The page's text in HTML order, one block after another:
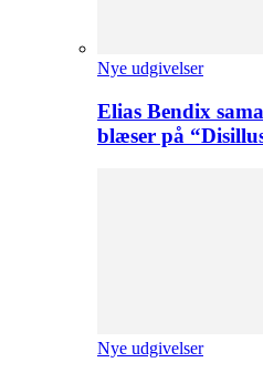
Nye udgivelser
Elias Bendix
blæser på
Nye udgivelser